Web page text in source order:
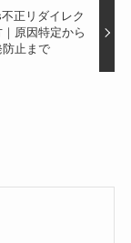
正リダイレク
｜原因特定から
止まで